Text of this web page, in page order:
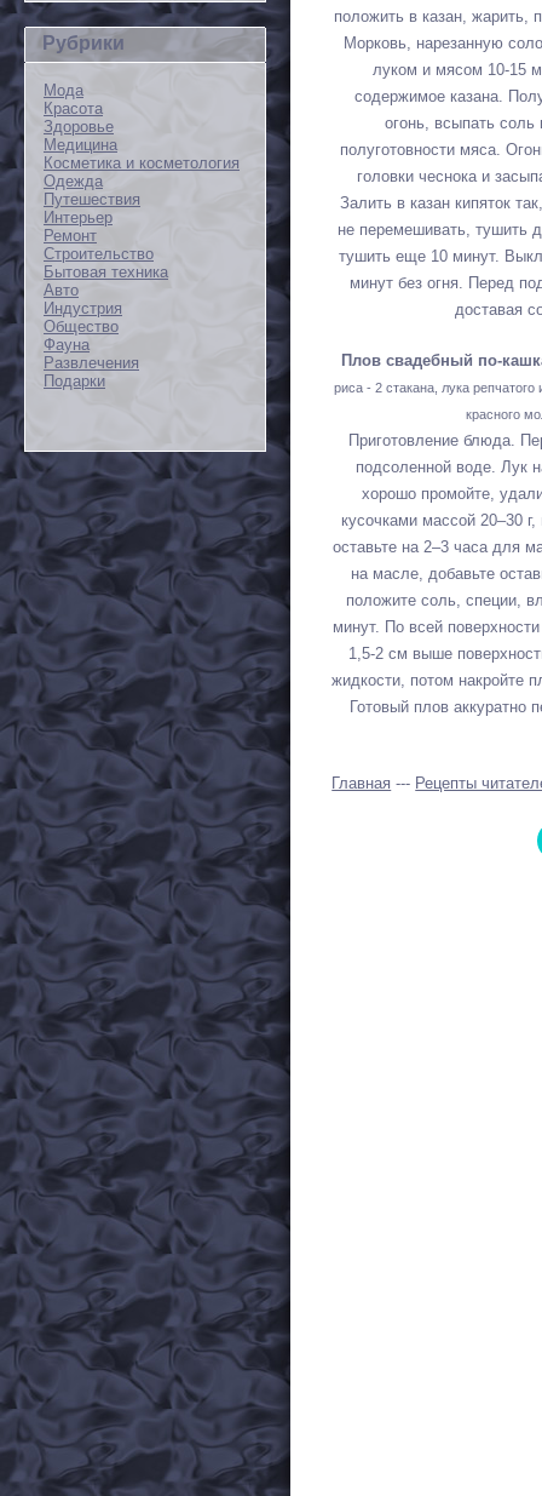
Рубрики
Мода
Красота
Здоровье
Медицина
Косметика и косметология
Одежда
Путешествия
Интерьер
Ремонт
Строительство
Бытовая техника
Авто
Индустрия
Общество
Фауна
Развлечения
Подарки
положить в казан, жарить,
Морковь, нарезанную
луком и мясом 10-15
содержимое казана.
огонь, всыпать
полуготовности мяса.
головки чеснока и
Залить в казан кипяток
не перемешивать, тушить
тушить еще 10 минут.
минут без огня. Перед
доставая
Плов свадебный по-
риса - 2 стакана, лука
красного
Приготовление блюда.
подсоленной воде. Лук
хорошо промойте,
кусочками массой 20–30
оставьте на 2–3 часа для
на масле, добавьте
положите соль, специи,
минут. По всей
1,5-2 см выше
жидкости, потом накройте
Готовый плов аккуратно
Главная --- Рецепты